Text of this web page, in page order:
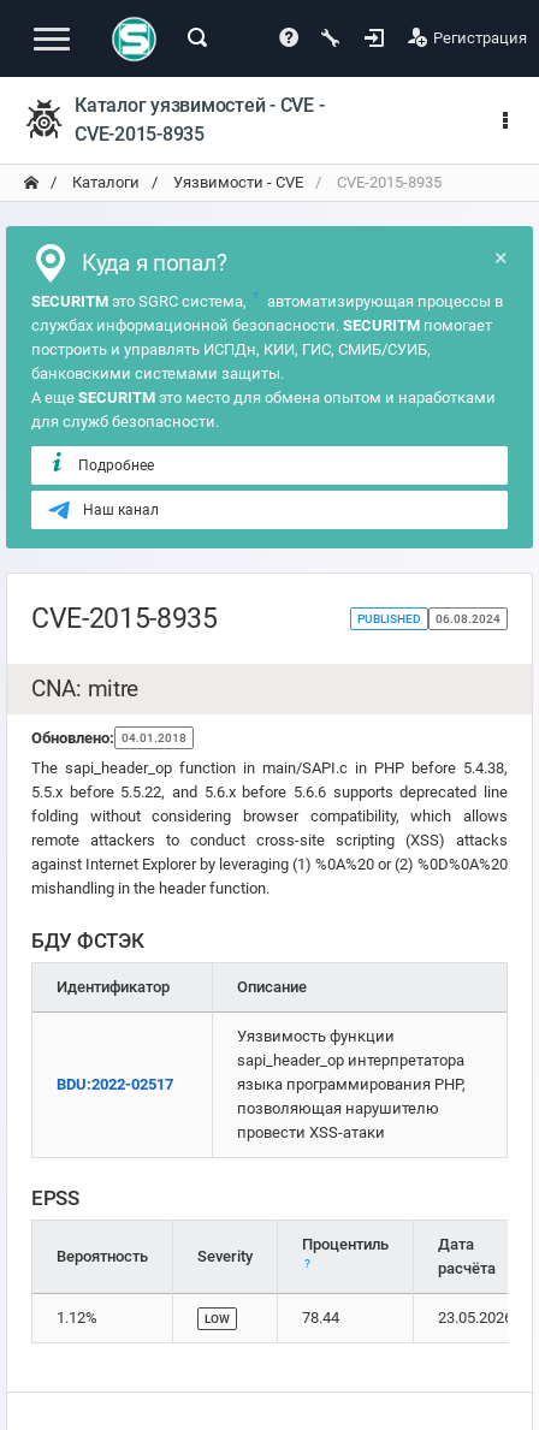
Регистрация
Каталог уязвимостей - CVE -
CVE-2015-8935
Каталоги Уязвимости - CVE CVE-2015-8935
×
Куда я попал?
SECURITM это SGRC система, ?
автоматизирующая процессы в
службах информационной безопасности. SECURITM помогает
построить и управлять ИСПДн, КИИ, ГИС, СМИБ/СУИБ,
банковскими системами защиты.
А еще SECURITM это место для обмена опытом и наработками
для служб безопасности.
Подробнее
Наш канал
CVE-2015-8935 PUBLISHED 06.08.2024
CNA: mitre
Обновлено: 04.01.2018
The sapi_header_op function in main/SAPI.c in PHP before 5.4.38,
5.5.x before 5.5.22, and 5.6.x before 5.6.6 supports deprecated line
folding without considering browser compatibility, which allows
remote attackers to conduct cross-site scripting (XSS) attacks
against Internet Explorer by leveraging (1) %0A%20 or (2) %0D%0A%20
mishandling in the header function.
БДУ ФСТЭК
Идентификатор Описание
BDU:2022-02517
Уязвимость функции
sapi_header_op интерпретатора
языка программирования PHP,
позволяющая нарушителю
провести XSS-атаки
EPSS
Вероятность Severity
Процентиль
?
Дата
расчёта
1.12% LOW 78.44 23.05.2026